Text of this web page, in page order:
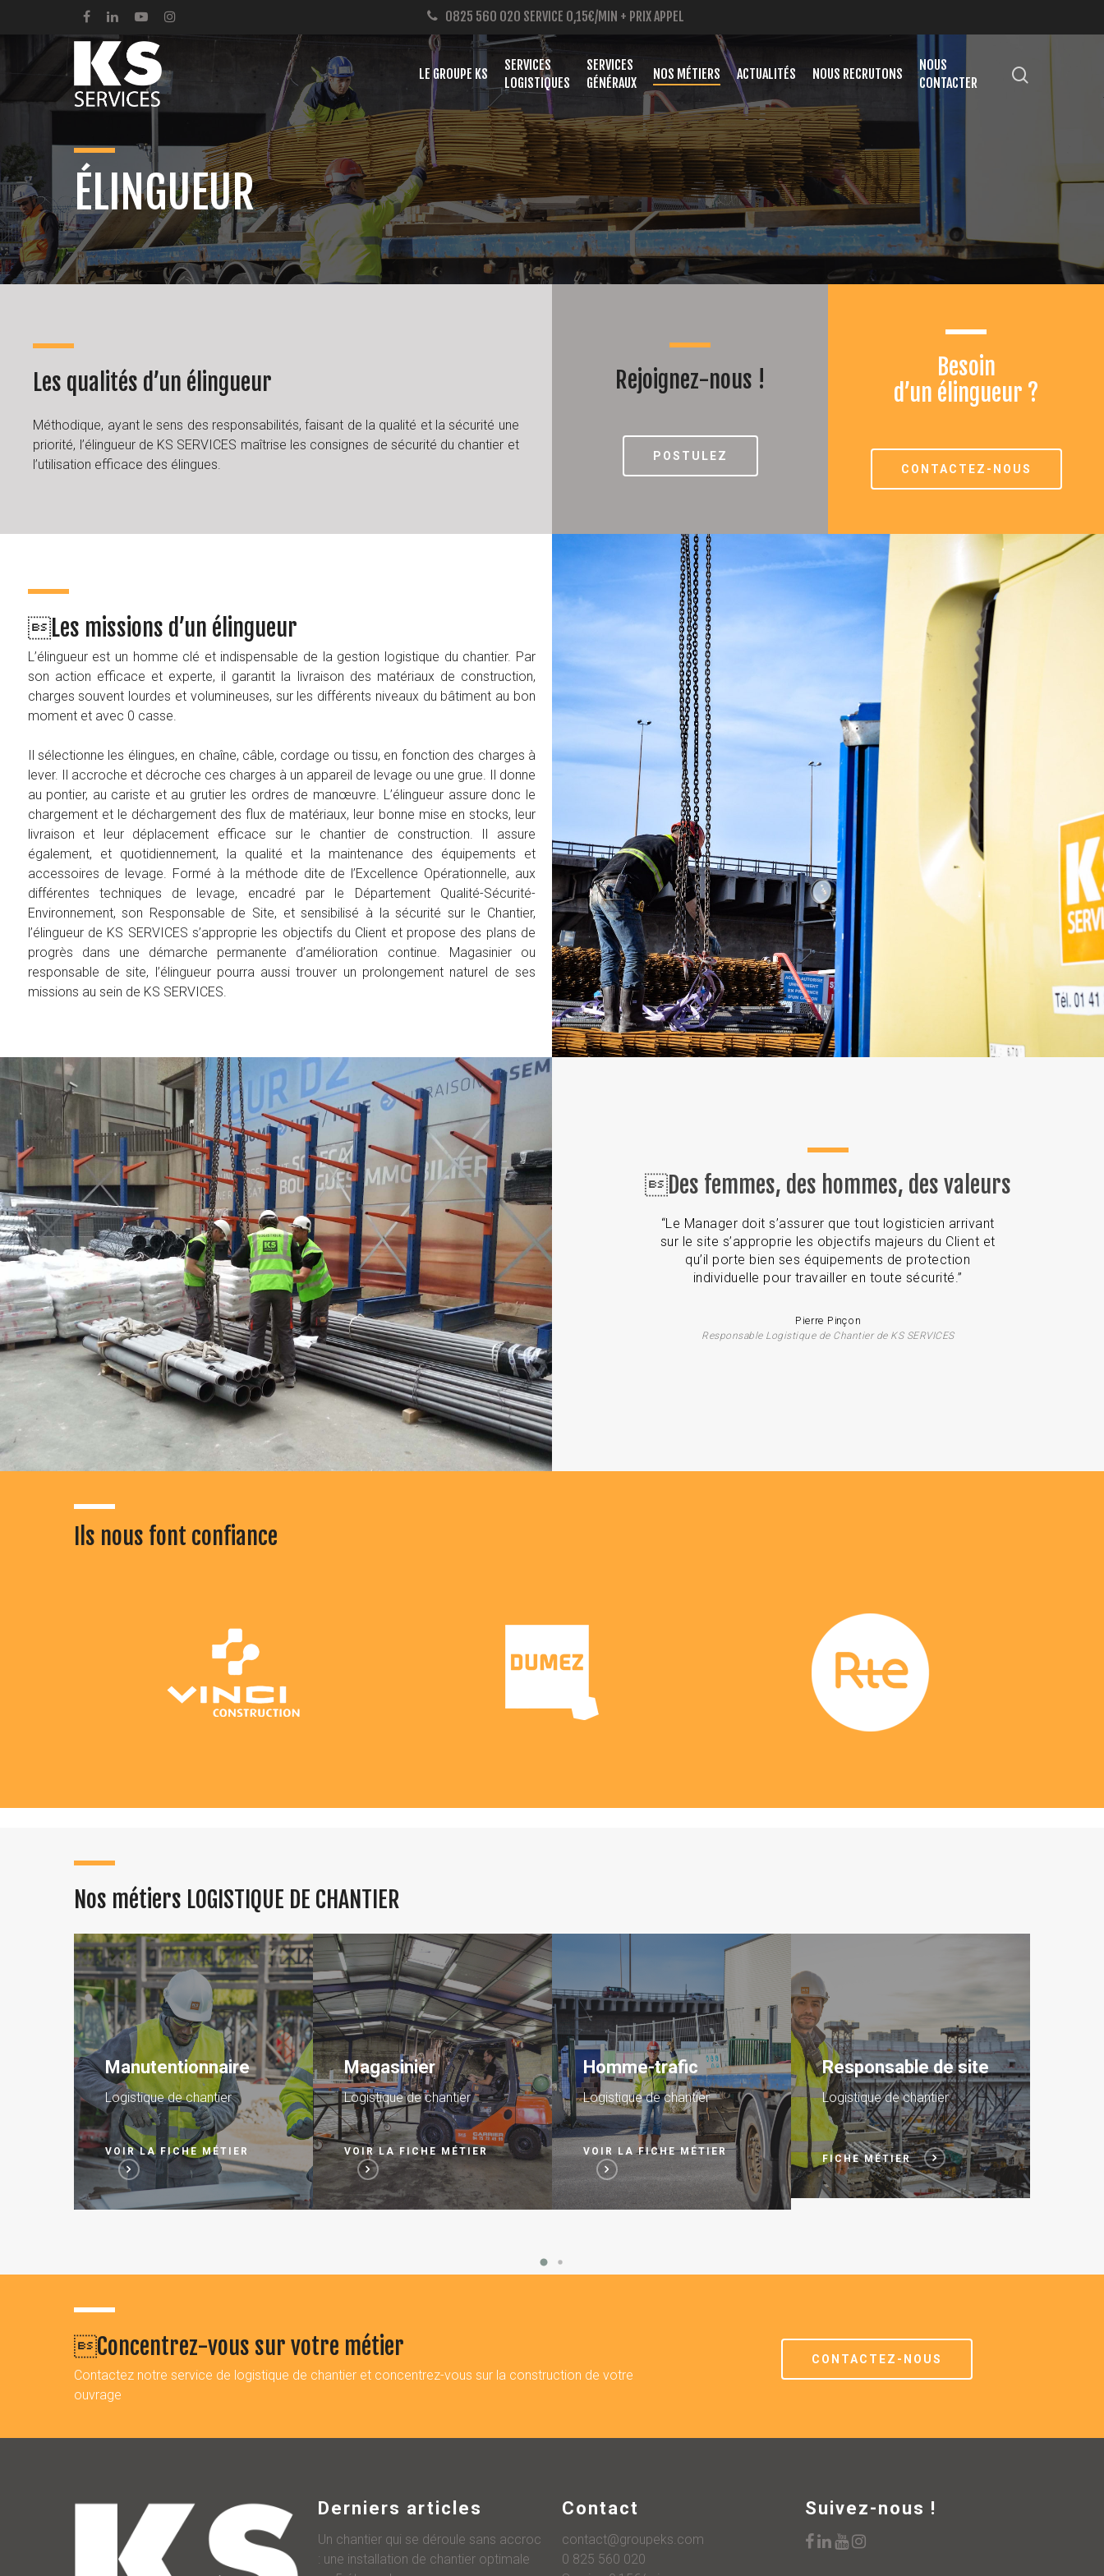
0825 560 020 SERVICE 0,15€/MIN + PRIX APPEL
LE GROUPE KS
SERVICES
LOGISTIQUES
SERVICES
GÉNÉRAUX
NOS MÉTIERS ACTUALITÉS NOUS RECRUTONS
NOUS
CONTACTER
ÉLINGUEUR
Les qualités d’un élingueur
Méthodique, ayant le sens des responsabilités, faisant de la qualité et la sécurité une
priorité, l’élingueur de KS SERVICES maîtrise les consignes de sécurité du chantier et
l’utilisation efficace des élingues.
Rejoignez-nous !
POSTULEZ
Besoin
d’un élingueur ?
CONTACTEZ-NOUS
Les missions d’un élingueur
L’élingueur est un homme clé et indispensable de la gestion logistique du chantier. Par
son action efficace et experte, il garantit la livraison des matériaux de construction,
charges souvent lourdes et volumineuses, sur les différents niveaux du bâtiment au bon
moment et avec 0 casse.
Il sélectionne les élingues, en chaîne, câble, cordage ou tissu, en fonction des charges à
lever. Il accroche et décroche ces charges à un appareil de levage ou une grue. Il donne
au pontier, au cariste et au grutier les ordres de manœuvre. L’élingueur assure donc le
chargement et le déchargement des flux de matériaux, leur bonne mise en stocks, leur
livraison et leur déplacement efficace sur le chantier de construction. Il assure
également, et quotidiennement, la qualité et la maintenance des équipements et
accessoires de levage. Formé à la méthode dite de l’Excellence Opérationnelle, aux
différentes techniques de levage, encadré par le Département Qualité-Sécurité-
Environnement, son Responsable de Site, et sensibilisé à la sécurité sur le Chantier,
l’élingueur de KS SERVICES s’approprie les objectifs du Client et propose des plans de
progrès dans une démarche permanente d’amélioration continue. Magasinier ou
responsable de site, l’élingueur pourra aussi trouver un prolongement naturel de ses
missions au sein de KS SERVICES.
Des femmes, des hommes, des valeurs
“Le Manager doit s’assurer que tout logisticien arrivant
sur le site s’approprie les objectifs majeurs du Client et
qu’il porte bien ses équipements de protection
individuelle pour travailler en toute sécurité.”
Pierre Pinçon
Responsable Logistique de Chantier de KS SERVICES
Ils nous font confiance
Nos métiers LOGISTIQUE DE CHANTIER
Magasinier
Logistique de chantier
VOIR LA FICHE MÉTIER
Homme-trafic
Logistique de chantier
VOIR LA FICHE MÉTIER
Responsable de site
Logistique de chantier
FICHE MÉTIER
Élingueur
Logistique de chantier
VOIR LA FICHE MÉTIER
Concentrez-vous sur votre métier
Contactez notre service de logistique de chantier et concentrez-vous sur la construction de votre
ouvrage
CONTACTEZ-NOUS
Derniers articles
Un chantier qui se déroule sans accroc
: une installation de chantier optimale
Contact
contact@groupeks.com
0 825 560 020
Suivez-nous !